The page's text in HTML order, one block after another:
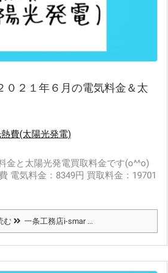
０２１年６月の電気料金＆太
費(太陽光発電)
金と太陽光発電買取料金です(o^^o)
電気料金：8349円 買取料金：19701
む 一条工務店i-smar ...